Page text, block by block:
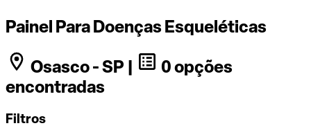
Painel Para Doenças Esqueléticas
Osasco - SP |
0 opções
encontradas
Filtros